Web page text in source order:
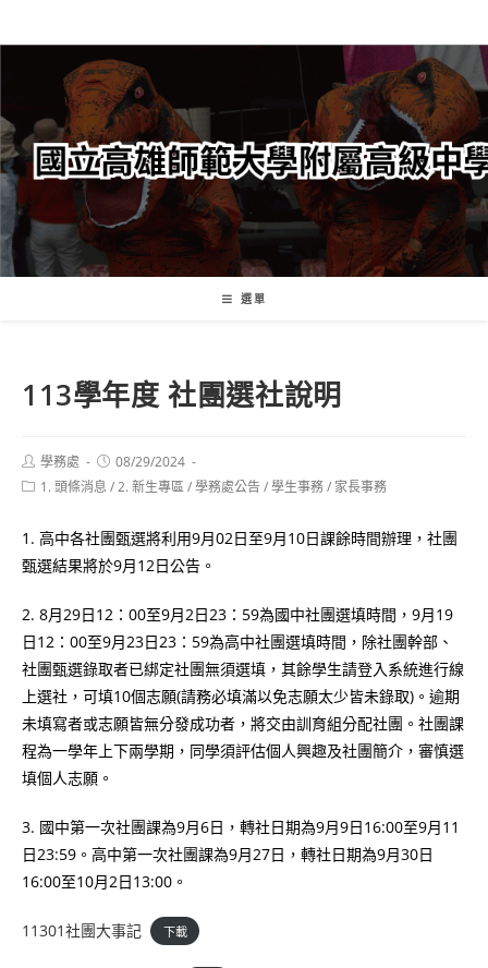
轉
要
內
容
選單
113學年度 社團選社說明
Post
author:
學務處
Post
published:
08/29/2024
Post1. 頭條消息 /2. 新生專區/學務處公告/學生事務/ 家長事務
1. 高中各社團甄選將利用9月02日至9月10日課餘時間辦理，社團
甄選結果將於9月12日公告。
2. 8月29日12：00至9月2日23：59為國中社團選填時間，9月19
日12：00至9月23日23：59為高中社團選填時間，除社團幹部、
社團甄選錄取者已綁定社團無須選填，其餘學生請登入系統進行線
上選社，可填10個志願(請務必填滿以免志願太少皆未錄取)。逾期
未填寫者或志願皆無分發成功者，將交由訓育組分配社團。社團課
程為一學年上下兩學期，同學須評估個人興趣及社團簡介，審慎選
填個人志願。
3. 國中第一次社團課為9月6日，轉社日期為9月9日16:00至9月11
日23:59。高中第一次社團課為9月27日，轉社日期為9月30日
16:00至10月2日13:00。
11301社團大事記 下載